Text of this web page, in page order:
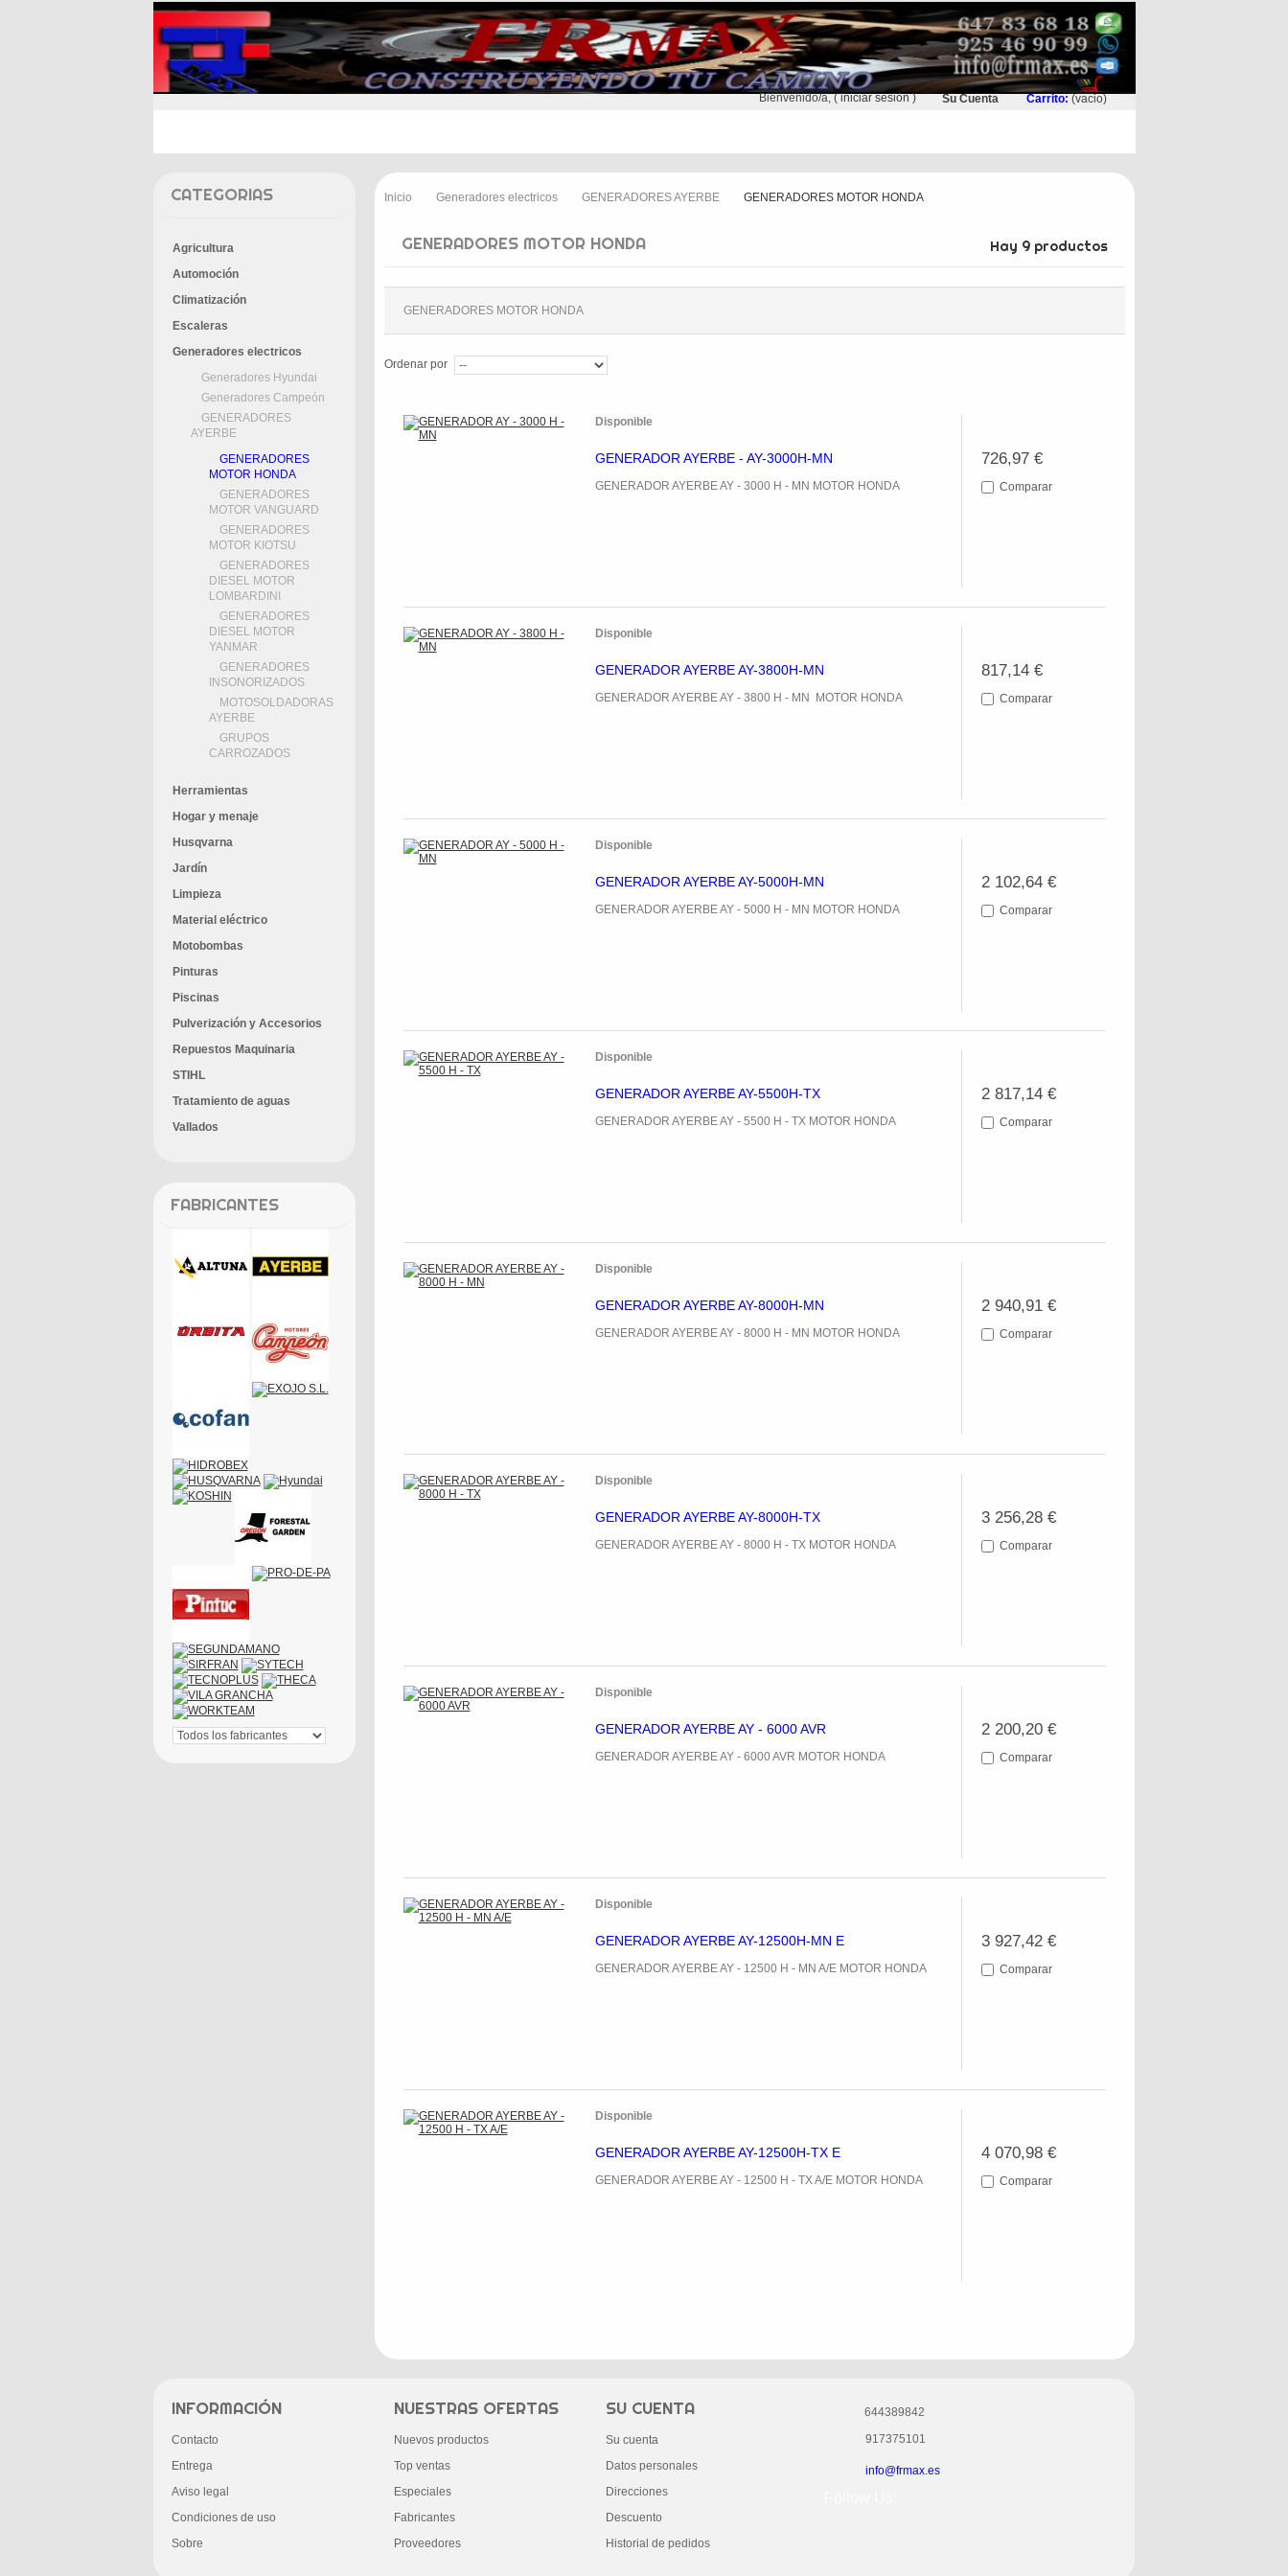
Bienvenido/a, (iniciar sesión) Su Cuenta Carrito: (vacio)
CATEGORIAS
Agricultura
Automoción
Climatización
Escaleras
Generadores electricos
Generadores Hyundai
Generadores Campeón
GENERADORES
AYERBE
GENERADORES
MOTOR HONDA
GENERADORES
MOTOR VANGUARD
GENERADORES
MOTOR KIOTSU
GENERADORES
DIESEL MOTOR
LOMBARDINI
GENERADORES
DIESEL MOTOR
YANMAR
GENERADORES
INSONORIZADOS
MOTOSOLDADORAS
AYERBE
GRUPOS
CARROZADOS
Herramientas
Hogar y menaje
Husqvarna
Jardín
Limpieza
Material eléctrico
Motobombas
Pinturas
Piscinas
Pulverización y Accesorios
Repuestos Maquinaria
STIHL
Tratamiento de aguas
Vallados
FABRICANTES
Inicio Generadores electricos GENERADORES AYERBE GENERADORES MOTOR HONDA
GENERADORES MOTOR HONDA Hay 9 productos
GENERADORES MOTOR HONDA
Ordenar por
Disponible
GENERADOR AYERBE - AY-3000H-MN
GENERADOR AYERBE AY - 3000 H - MN MOTOR HONDA
726,97 €
Comparar
Disponible
GENERADOR AYERBE AY-3800H-MN
GENERADOR AYERBE AY - 3800 H - MN MOTOR HONDA
817,14 €
Comparar
Disponible
GENERADOR AYERBE AY-5000H-MN
GENERADOR AYERBE AY - 5000 H - MN MOTOR HONDA
2 102,64 €
Comparar
Disponible
GENERADOR AYERBE AY-5500H-TX
GENERADOR AYERBE AY - 5500 H - TX MOTOR HONDA
2 817,14 €
Comparar
Disponible
GENERADOR AYERBE AY-8000H-MN
GENERADOR AYERBE AY - 8000 H - MN MOTOR HONDA
2 940,91 €
Comparar
Disponible
GENERADOR AYERBE AY-8000H-TX
GENERADOR AYERBE AY - 8000 H - TX MOTOR HONDA
3 256,28 €
Comparar
Disponible
GENERADOR AYERBE AY - 6000 AVR
GENERADOR AYERBE AY - 6000 AVR MOTOR HONDA
2 200,20 €
Comparar
Disponible
GENERADOR AYERBE AY-12500H-MN E
GENERADOR AYERBE AY - 12500 H - MN A/E MOTOR HONDA
3 927,42 €
Comparar
Disponible
GENERADOR AYERBE AY-12500H-TX E
GENERADOR AYERBE AY - 12500 H - TX A/E MOTOR HONDA
4 070,98 €
Comparar
INFORMACIÓN
Contacto
Entrega
Aviso legal
Condiciones de uso
Sobre
NUESTRAS OFERTAS
Nuevos productos
Top ventas
Especiales
Fabricantes
Proveedores
SU CUENTA
Su cuenta
Datos personales
Direcciones
Descuento
Historial de pedidos
644389842
917375101
info@frmax.es